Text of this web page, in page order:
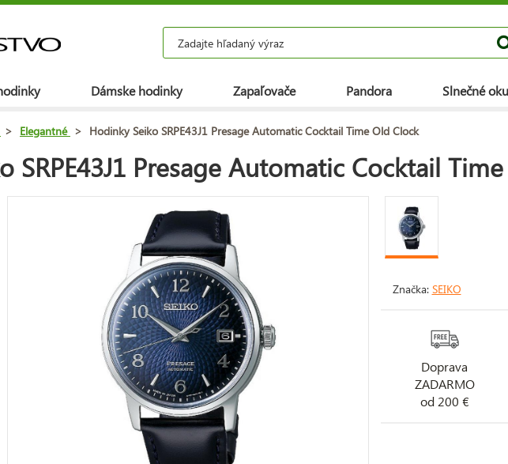
Dámske hodinky Zapaľovače Pandora Slnečné
> Elegantné > Hodinky Seiko SRPE43J1 Presage Automatic Cocktail Time Old Clock
SRPE43J1 Presage Automatic Cocktail
Značka: SEIKO
Doprava
ZADARMO
od 200 €